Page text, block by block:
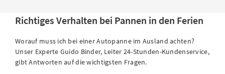
sein, wenn Sie oft grosse Strecken zurücklegen müssen.
Alle diese Eigenschaften bietet der Škoda Superb, den
es mittlerweile auch als modernen Plug-in-Hybriden auf
Richtiges Verhalten bei Pannen in den Ferien
Worauf muss ich bei einer Autopanne im Ausland achten?
Unser Experte Guido Binder, Leiter 24-Stunden-Kundenservice,
gibt Antworten auf die wichtigsten Fragen.